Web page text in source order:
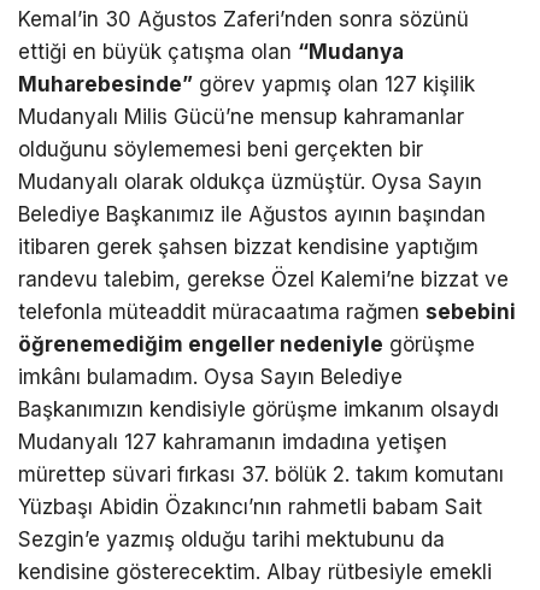
Kemal’in 30 Ağustos Zaferi’nden sonra sözünü
ettiği en büyük çatışma olan “Mudanya
Muharebesinde” görev yapmış olan 127 kişilik
Mudanyalı Milis Gücü’ne mensup kahramanlar
olduğunu söylememesi beni gerçekten bir
Mudanyalı olarak oldukça üzmüştür. Oysa Sayın
Belediye Başkanımız ile Ağustos ayının başından
itibaren gerek şahsen bizzat kendisine yaptığım
randevu talebim, gerekse Özel Kalemi’ne bizzat ve
telefonla müteaddit müracaatıma rağmen sebebini
öğrenemediğim engeller nedeniyle görüşme
imkânı bulamadım. Oysa Sayın Belediye
Başkanımızın kendisiyle görüşme imkanım olsaydı
Mudanyalı 127 kahramanın imdadına yetişen
mürettep süvari fırkası 37. bölük 2. takım komutanı
Yüzbaşı Abidin Özakıncı’nın rahmetli babam Sait
Sezgin’e yazmış olduğu tarihi mektubunu da
kendisine gösterecektim. Albay rütbesiyle emekli